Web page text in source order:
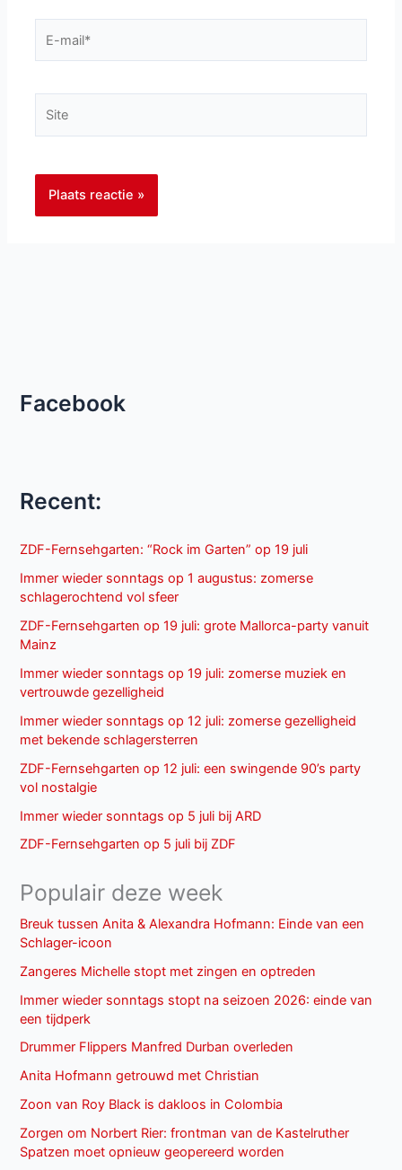
mail*
Facebook
Recent:
ZDF-Fernsehgarten: “Rock im Garten” op 19 juli
Immer wieder sonntags op 1 augustus: zomerse
schlagerochtend vol sfeer
ZDF-Fernsehgarten op 19 juli: grote Mallorca-party vanuit
Mainz
Immer wieder sonntags op 19 juli: zomerse muziek en
vertrouwde gezelligheid
Immer wieder sonntags op 12 juli: zomerse gezelligheid
met bekende schlagersterren
ZDF-Fernsehgarten op 12 juli: een swingende 90’s party
vol nostalgie
Immer wieder sonntags op 5 juli bij ARD
ZDF-Fernsehgarten op 5 juli bij ZDF
Populair deze week
Breuk tussen Anita & Alexandra Hofmann: Einde van een
Schlager-icoon
Zangeres Michelle stopt met zingen en optreden
Immer wieder sonntags stopt na seizoen 2026: einde van
een tijdperk
Drummer Flippers Manfred Durban overleden
Anita Hofmann getrouwd met Christian
Zoon van Roy Black is dakloos in Colombia
Zorgen om Norbert Rier: frontman van de Kastelruther
Spatzen moet opnieuw geopereerd worden